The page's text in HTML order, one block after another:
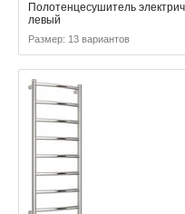
Полотенцесушитель
левый
Размер: 13 вариантов